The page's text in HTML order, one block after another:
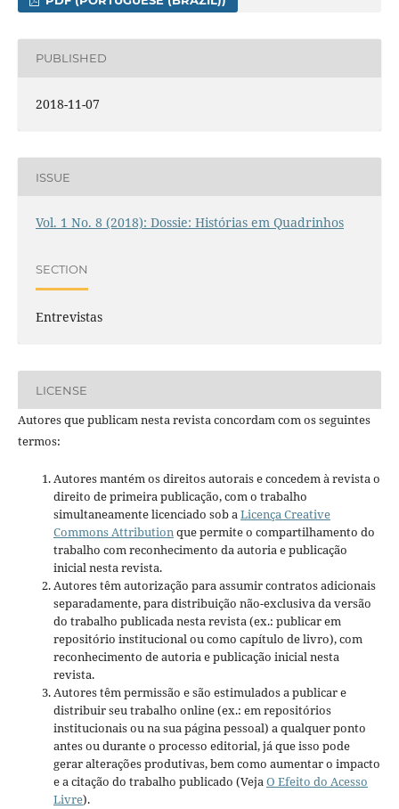
PUBLISHED
2018-11-07
ISSUE
Vol. 1 No. 8 (2018): Dossie: Histórias em Quadrinhos
SECTION
Entrevistas
LICENSE
Autores que publicam nesta revista concordam com os seguintes
termos:
Autores mantém os direitos autorais e concedem à revista o
direito de primeira publicação, com o trabalho
simultaneamente licenciado sob aLicença Creative
Commons Attributionque permite o compartilhamento do
trabalho com reconhecimento da autoria e publicação
inicial nesta revista.
Autores têm autorização para assumir contratos adicionais
separadamente, para distribuição não-exclusiva da versão
do trabalho publicada nesta revista (ex.: publicar em
repositório institucional ou como capítulo de livro), com
reconhecimento de autoria e publicação inicial nesta
revista.
Autores têm permissão e são estimulados a publicar e
distribuir seu trabalho online (ex.: em repositórios
institucionais ou na sua página pessoal) a qualquer ponto
antes ou durante o processo editorial, já que isso pode
gerar alterações produtivas, bem como aumentar o impacto
e a citação do trabalho publicado (VejaO Efeito do Acesso
Livre).